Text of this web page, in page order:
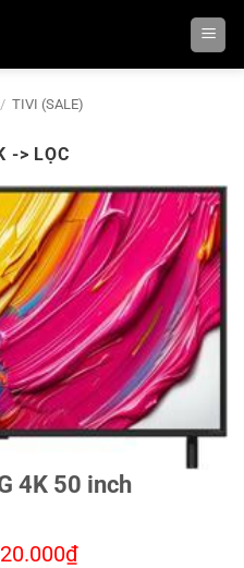
/ TIVI (SALE)
-> LỌC
4K 50 inch
₫